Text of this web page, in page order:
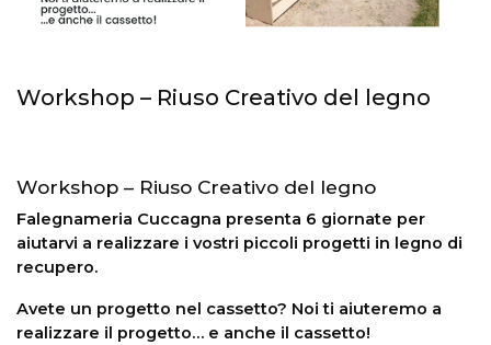
Workshop – Riuso Creativo del legno
Workshop – Riuso Creativo del legno
Falegnameria Cuccagna presenta 6 giornate per
aiutarvi a realizzare i vostri piccoli progetti in legno di
recupero.
Avete un progetto nel cassetto? Noi ti aiuteremo a
realizzare il progetto… e anche il cassetto!